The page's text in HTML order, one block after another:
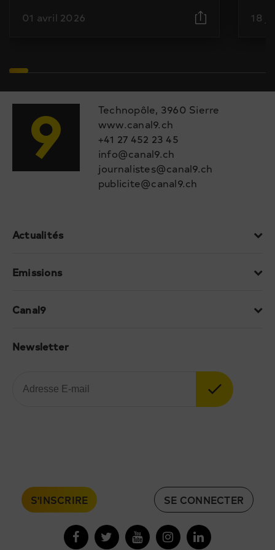
01 avril 2026 18
Technopôle, 3960 Sierre
www.canal9.ch
+41 27 452 23 45
info@canal9.ch
journalistes@canal9.ch
publicite@canal9.ch
Actualités
Emissions
Canal9
Newsletter
S'INSCRIRE SE CONNECTER